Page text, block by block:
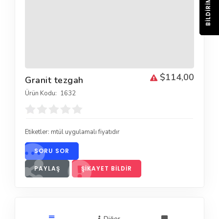
$114,00
Granit tezgah
Ürün Kodu: 1632
Etiketler: mtül uygulamalı fiyatıdır
SORU SOR
PAYLAŞ ŞIKAYET BILDIR
BILDIRIM